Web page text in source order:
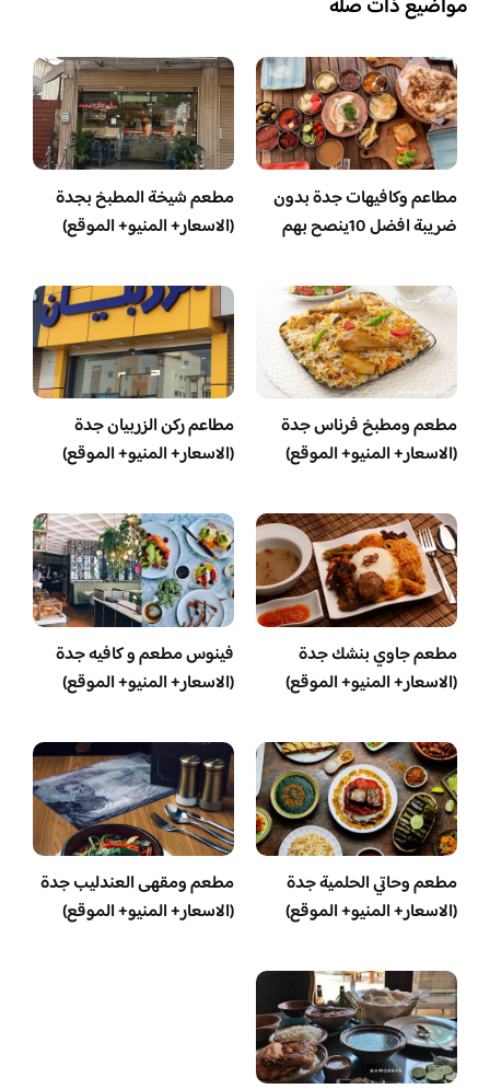
مواضيع ذات صلة
مطاعم وكافيهات جدة بدون
ضريبة افضل 10ينصح بهم
مطعم شيخة المطبخ بجدة
(الاسعار+ المنيو+ الموقع)
مطعم ومطبخ فرناس جدة
(الاسعار+ المنيو+ الموقع)
مطاعم ركن الزربيان جدة
(الاسعار+ المنيو+ الموقع)
مطعم جاوي بنشك جدة
(الاسعار+ المنيو+ الموقع)
فينوس مطعم و كافيه جدة
(الاسعار+ المنيو+ الموقع)
مطعم وحاتي الحلمية جدة
(الاسعار+ المنيو+ الموقع)
مطعم ومقهى العندليب جدة
(الاسعار+ المنيو+ الموقع)